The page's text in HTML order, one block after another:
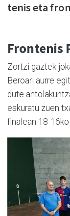
tenis eta
Frontenis
Zortzi gaztek
Beroari aurre
dute
eskuratu zuen
finalean 18-